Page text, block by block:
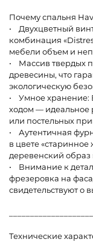
Почему спальня
• Двухцветный
комбинация
мебели объем и
• Массив твердых
древесины, что
экологическую
• Умное хранение:
ходом — идеальное
или постельных
• Аутентичная
в цвете
деревенский образ
• Внимание к
фрезеровка на
свидетельствуют о
Технические